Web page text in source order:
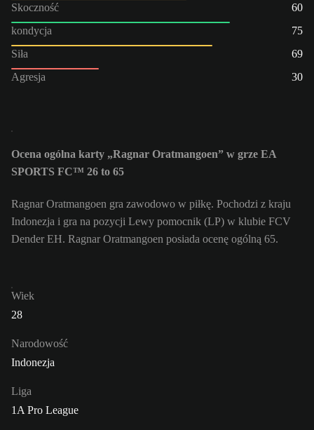
Skoczność
60
kondycja
75
Siła
69
Agresja
30
Ocena ogólna karty „Ragnar Oratmangoen” w grze EA
SPORTS FC™ 26 to 65
Ragnar Oratmangoen gra zawodowo w piłkę. Pochodzi z kraju
Indonezja i gra na pozycji Lewy pomocnik (LP) w klubie FCV
Dender EH. Ragnar Oratmangoen posiada ocenę ogólną 65.
Wiek
28
Narodowość
Indonezja
Liga
1A Pro League